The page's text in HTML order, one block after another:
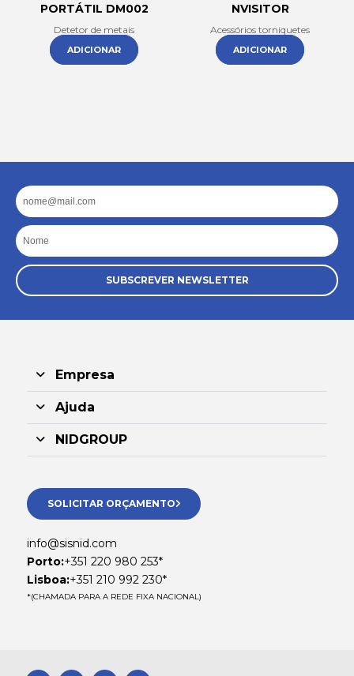
PORTÁTIL DM002
Detetor de metais
ADICIONAR
NVISITOR
Acessórios torniquetes
ADICIONAR
Email
Nome
SUBSCREVER NEWSLETTER
Empresa
Ajuda
NIDGROUP
SOLICITAR ORÇAMENTO
info@sisnid.com
Porto:+351 220 980 253*
Lisboa:+351 210 992 230*
*(CHAMADA PARA A REDE FIXA NACIONAL)